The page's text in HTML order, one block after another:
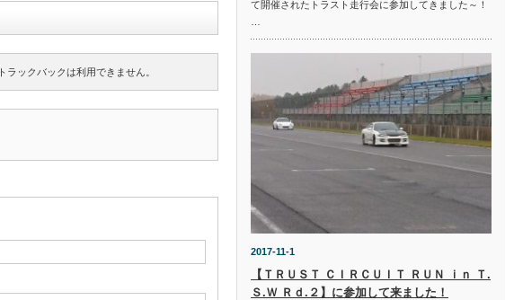
トラックバックは利用できません。
て開催されたトラスト走行会に参加してきました～！
2017-11-1
【ＴＲＵＳＴ ＣＩＲＣＵＩＴ ＲＵＮ ｉｎ Ｔ.
Ｓ.Ｗ Ｒｄ.２】に参加して来ました！